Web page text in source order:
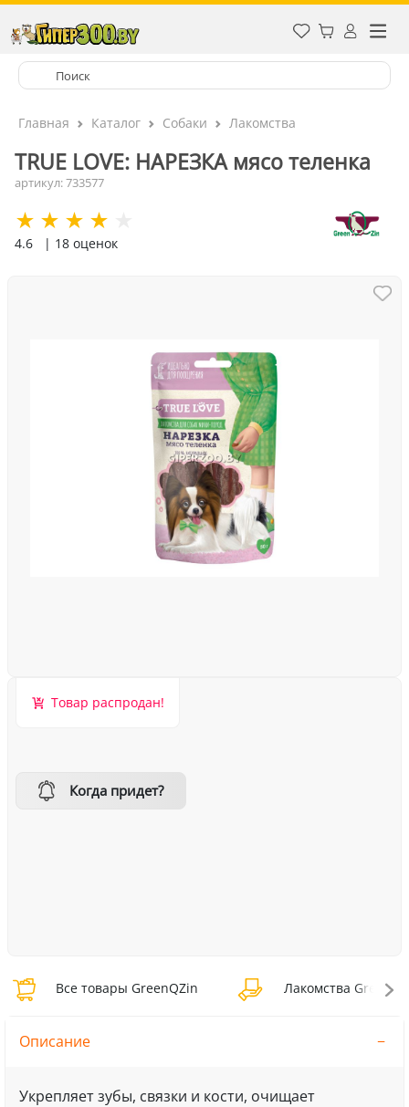
Главная Каталог Собаки Лакомства
TRUE LOVE: НАРЕЗКА мясо теленка
артикул: 733577
4.6 | 18 оценок
Товар распродан!
Когда придет?
Все товары GreenQZin Лакомства
Описание
Укрепляет зубы, связки и кости, очищает